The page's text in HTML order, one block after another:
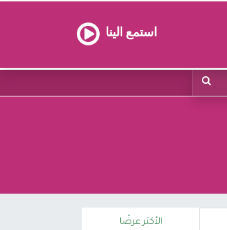
استمع الينا
الأكثر عرضًا